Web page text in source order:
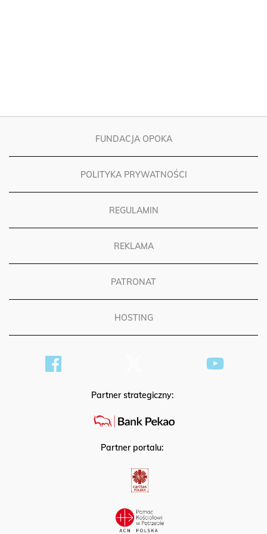
FUNDACJA OPOKA
POLITYKA PRYWATNOŚCI
REGULAMIN
REKLAMA
PATRONAT
HOSTING
Partner strategiczny:
Partner portalu: